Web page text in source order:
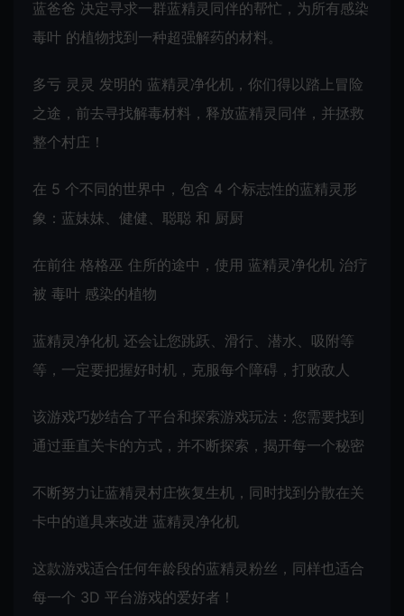
蓝爸爸 决定寻求一群蓝精灵同伴的帮忙，为所有感染
毒叶 的植物找到一种超强解药的材料。
多亏 灵灵 发明的 蓝精灵净化机，你们得以踏上冒险
之途，前去寻找解毒材料，释放蓝精灵同伴，并拯救
整个村庄！
在 5 个不同的世界中，包含 4 个标志性的蓝精灵形
象：蓝妹妹、健健、聪聪 和 厨厨
在前往 格格巫 住所的途中，使用 蓝精灵净化机 治疗
被 毒叶 感染的植物
蓝精灵净化机 还会让您跳跃、滑行、潜水、吸附等
等，一定要把握好时机，克服每个障碍，打败敌人
该游戏巧妙结合了平台和探索游戏玩法：您需要找到
通过垂直关卡的方式，并不断探索，揭开每一个秘密
不断努力让蓝精灵村庄恢复生机，同时找到分散在关
卡中的道具来改进 蓝精灵净化机
这款游戏适合任何年龄段的蓝精灵粉丝，同样也适合
每一个 3D 平台游戏的爱好者！